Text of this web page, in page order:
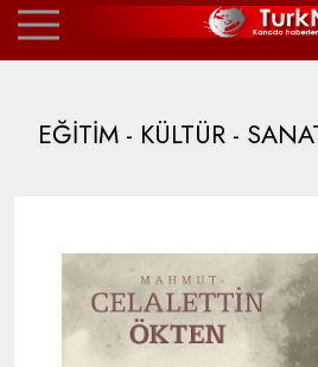
EĞİTİM - KÜLTÜR -